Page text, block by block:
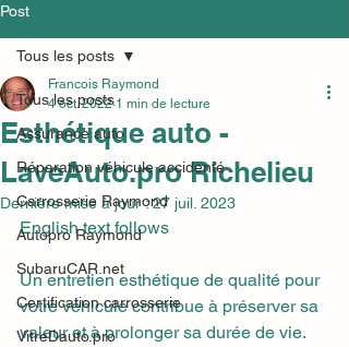
Post
Tous les posts
Assurance auto
Réparation véhicule accidenté
Carrosserie Raymond
Autopro Raymond
SubaruCAR.net
Certification carrosserie
VitreDauto.pro
Tous les posts
Esthétique auto -
LaveAuto.pro Richelieu
Francois Raymond
4 oct. 2022 1 min de lecture
Dernière mise à jour :27 juil. 2023
English text follows
Un entretien esthétique de qualité pour
votre véhicule contribue à préserver sa
valeur et à prolonger sa durée de vie.